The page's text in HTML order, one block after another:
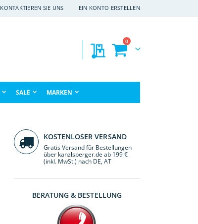
KONTAKTIEREN SIE UNS EIN KONTO ERSTELLEN
Warenkorb
0Artikel
Meine Preisanfragen
SALE MARKEN
KOSTENLOSER VERSAND
Gratis Versand für Bestellungen
über kanzlsperger.de ab 199 €
(inkl. MwSt.) nach DE, AT
BERATUNG & BESTELLUNG